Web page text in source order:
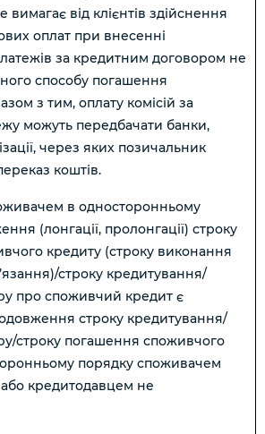
від клієнтів здійснення
оплат при внесенні
за кредитним договором не
способу погашення
з тим, оплату комісій за
можуть передбачати банки,
через яких позичальник
коштів.
в односторонньому
(лонгації, пролонгації) строку
кредиту (строку виконання
строку кредитування/
про споживчий кредит є
строку кредитування/
строку погашення споживчого
порядку споживачем
кредитодавцем не